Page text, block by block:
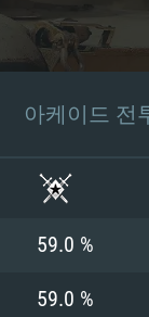
아케이드 전
59.0 %
59.0 %